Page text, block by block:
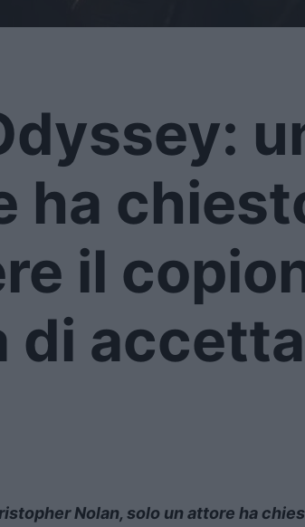
ha
il
di
Nolan, solo un attore ha